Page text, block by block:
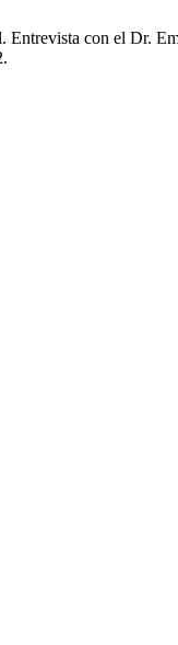
Entrevista con el Dr.